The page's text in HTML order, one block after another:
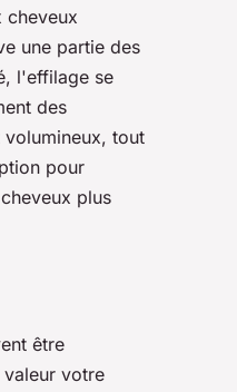
cheveux
une partie des
l'effilage se
des
volumineux, tout
pour
plus
être
votre